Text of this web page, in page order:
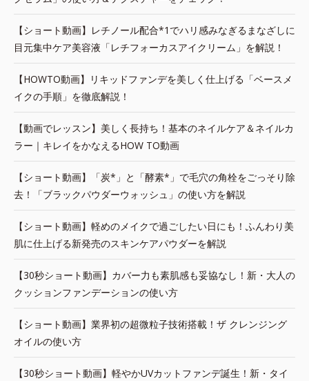
【ショート動画】レチノール配合*1でハリ感みなぎるまなざしに
目元集中ケア美容液「レチフォーカスアイクリーム」を解説！
【HOWTO動画】リキッドファンデを美しく仕上げる「ベースメ
イクの手順」を徹底解説！
【動画でレッスン】美しく長持ち！基本のネイルケア＆ネイルカ
ラー｜キレイをかなえるHOW TO動画
【ショート動画】「炭*」と「酵素*」で毛穴の角栓をごっそり除
去！「ブラックパウダーウォッシュ」の使い方を解説
【ショート動画】軽めのメイクで過ごしたい日にも！ふんわり美
肌に仕上げる新発売のスキンケアパウダーを解説
【30秒ショート動画】カバー力も素肌感も妥協なし！新・大人の
クッションファンデーションの使い方
【ショート動画】業界初の超微粒子技術搭載！ザ クレンジング
オイルの使い方
【30秒ショート動画】軽やかUVカットファンデ誕生！新・タイ